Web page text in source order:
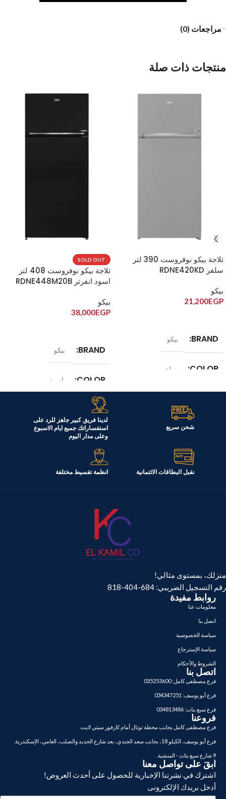
مراجعات (0)
منتجات ذات صلة
ثلاجة بيكو نوفروست 390 لتر
سلفر RDNE420KD
بيكو
21,200EGP
BRAND بيكو
COLOR سلفر
390 لتر
SOLD OUT
ثلاجة بيكو نوفروست 408 لتر
اسود انفرتر RDNE448M20B
بيكو
38,000EGP
BRAND بيكو
COLOR اسود
الموديل
السعة 408 لتر
شحن سريع
لدينا فريق كبير جاهز للرد على
استفساراتك جميع ايام الاسبوع
وعلى مدار اليوم
نقبل البطاقات الائتمانية انظمة تقسيط مختلفة
منزلك، بمستوى مثالي!
رقم التسجيل الضريبي: 684-404-818
روابط مفيدة
معلومات عنا
اتصل بنا
سياسة الخصوصية
سياسة الإسترجاع
الشروط والأحكام
اتصل بنا
فرع مصطفى كامل: 035253600
فرع أبو يوسف: 034347251
فرع سبع بنات: 034813486
فروعنا
فرع مصطفى كامل بجانب محطة توتال أمام كارفور سيتي لايت.
فرع أبو يوسف، الكيلو 18، بجانب سعد الجندي، بعد شارع الحديد والصلب، العامي، الإسكندرية.
9 شارع سبع بنات - المنشية.
ابقَ على تواصل معنا
اشترك في نشرتنا الإخبارية للحصول على أحدث العروض!
أدخل بريدك الإلكترونى